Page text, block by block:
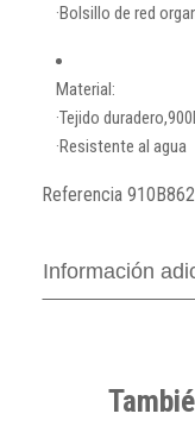
·Bolsillo de red
Material:
·Tejido
·Resistente al agua
Referencia
Información